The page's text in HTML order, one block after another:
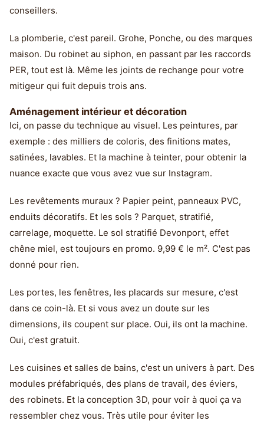
conseillers.
La plomberie, c'est pareil. Grohe, Ponche, ou des marques
maison. Du robinet au siphon, en passant par les raccords
PER, tout est là. Même les joints de rechange pour votre
mitigeur qui fuit depuis trois ans.
Aménagement intérieur et décoration
Ici, on passe du technique au visuel. Les peintures, par
exemple : des milliers de coloris, des finitions mates,
satinées, lavables. Et la machine à teinter, pour obtenir la
nuance exacte que vous avez vue sur Instagram.
Les revêtements muraux ? Papier peint, panneaux PVC,
enduits décoratifs. Et les sols ? Parquet, stratifié,
carrelage, moquette. Le sol stratifié Devonport, effet
chêne miel, est toujours en promo. 9,99 € le m². C'est pas
donné pour rien.
Les portes, les fenêtres, les placards sur mesure, c'est
dans ce coin-là. Et si vous avez un doute sur les
dimensions, ils coupent sur place. Oui, ils ont la machine.
Oui, c'est gratuit.
Les cuisines et salles de bains, c'est un univers à part. Des
modules préfabriqués, des plans de travail, des éviers,
des robinets. Et la conception 3D, pour voir à quoi ça va
ressembler chez vous. Très utile pour éviter les